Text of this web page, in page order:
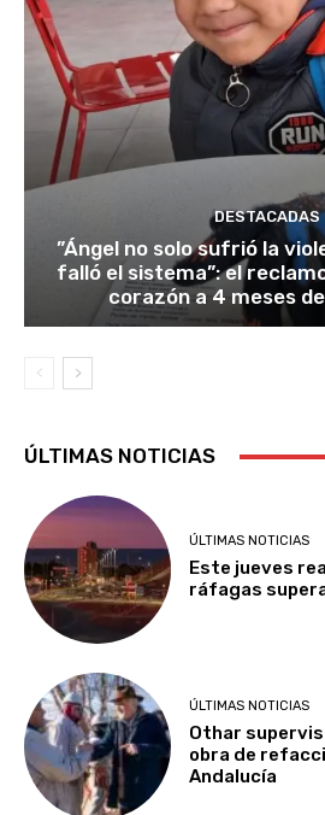
DESTACADAS
​”Ángel no solo sufrió la
falló el sistema”: el
corazón a 4 meses
ÚLTIMAS NOTICIAS
ÚLTIMAS NOTICIAS
Este jueves
ráfagas
ÚLTIMAS NOTICIAS
Othar
obra de
Andalucía